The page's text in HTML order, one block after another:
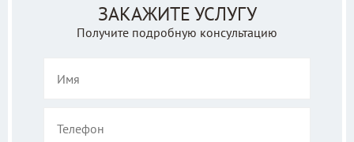
ЗАКАЖИТЕ УСЛУГУ
Получите подробную консультацию